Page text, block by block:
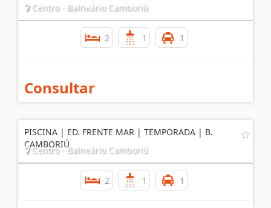
Centro - Balneário Camboriú
2 1 1
Consultar
PISCINA | ED. FRENTE MAR | TEMPORADA | B.
CAMBORIÚ
Centro - Balneário Camboriú
2 1 1